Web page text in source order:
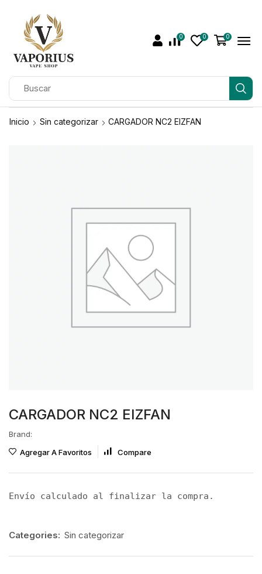
0 0 0
Inicio Sin categorizar CARGADOR NC2 EIZFAN
CARGADOR NC2 EIZFAN
Brand:
Agregar A Favoritos
Compare
Envío calculado al finalizar la compra.
Categories: Sin categorizar